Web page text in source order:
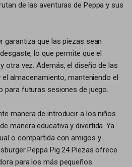
de las aventuras de Peppa y sus
garantiza que las piezas sean
lo que permite que el
otra vez. Además, el diseño de las
almacenamiento, manteniendo el
para futuras sesiones de juego.
manera de introducir a los niños
manera educativa y divertida. Ya
o compartida con amigos y
Peppa Pig 24 Piezas ofrece
para los más pequeños.